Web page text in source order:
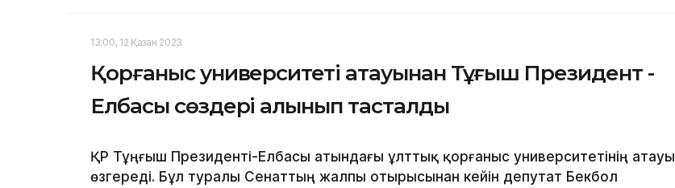
13:00, 12 Қазан 2023
Қорғаныс университеті атауынан Тұңғыш Президент -
Елбасы сөздері алынып тасталды
ҚР Тұңғыш Президенті-Елбасы атындағы ұлттық қорғаныс университетінің атауы
өзгереді. Бұл туралы Сенаттың жалпы отырысынан кейін депутат Бекбол